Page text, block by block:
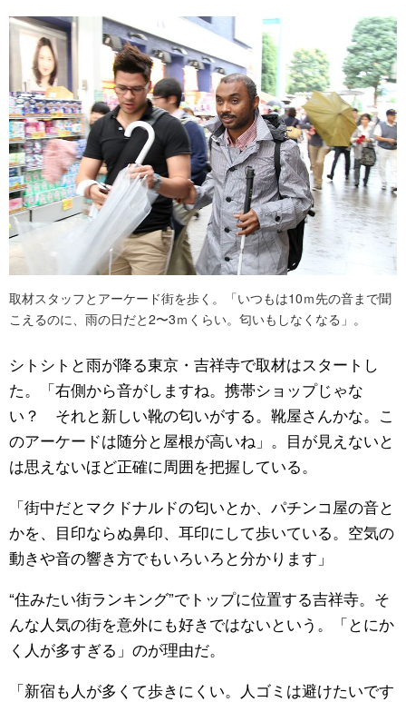
取材スタッフとアーケード街を歩く。「いつもは10ｍ先の音まで聞
こえるのに、雨の日だと2〜3ｍくらい。匂いもしなくなる」。
シトシトと雨が降る東京・吉祥寺で取材はスタートし
た。「右側から音がしますね。携帯ショップじゃな
い？ それと新しい靴の匂いがする。靴屋さんかな。こ
のアーケードは随分と屋根が高いね」。目が見えないと
は思えないほど正確に周囲を把握している。
「街中だとマクドナルドの匂いとか、パチンコ屋の音と
かを、目印ならぬ鼻印、耳印にして歩いている。空気の
動きや音の響き方でもいろいろと分かります」
“住みたい街ランキング”でトップに位置する吉祥寺。そ
んな人気の街を意外にも好きではないという。「とにか
く人が多すぎる」のが理由だ。
「新宿も人が多くて歩きにくい。人ゴミは避けたいです